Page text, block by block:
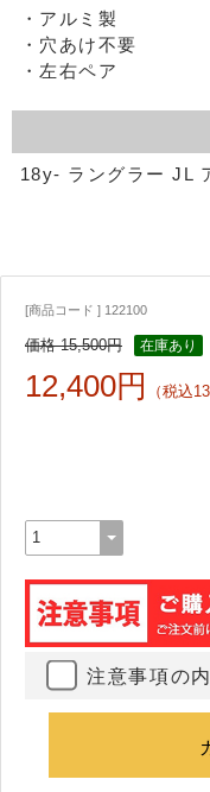
・アルミ製
・穴あけ不要
・左右ペア
18y- ラングラー JL
[商品コード ] 122100
価格 15,500円 在庫あり
12,400円 （税込
注意事項の